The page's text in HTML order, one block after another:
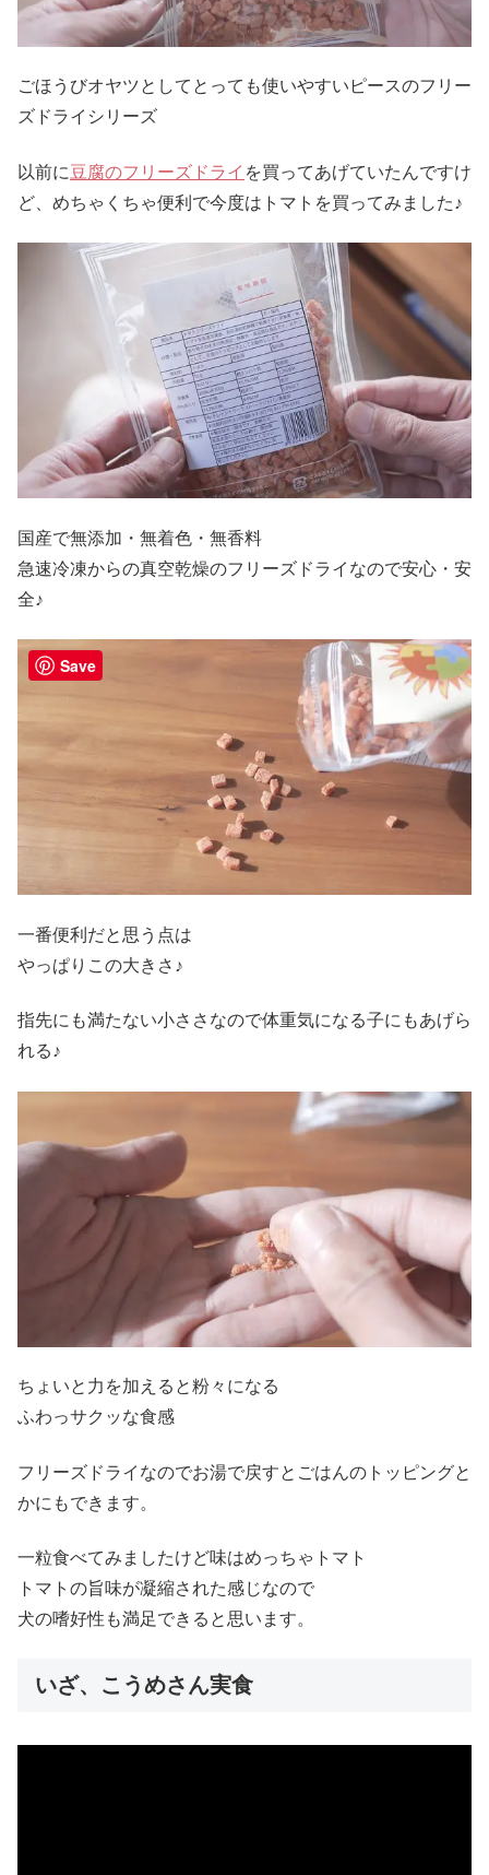
ごほうびオヤツとしてとっても使いやすいピースのフリー
ズドライシリーズ
以前に豆腐のフリーズドライ を買ってあげていたんですけ
ど、めちゃくちゃ便利で今度はトマトを買ってみました♪
国産で無添加・無着色・無香料
急速冷凍からの真空乾燥のフリーズドライなので安心・安
全♪
一番便利だと思う点は
やっぱりこの大きさ♪
指先にも満たない小ささなので体重気になる子にもあげら
れる♪
ちょいと力を加えると粉々になる
ふわっサクッな食感
フリーズドライなのでお湯で戻すとごはんのトッピングと
かにもできます。
一粒食べてみましたけど味はめっちゃトマト
トマトの旨味が凝縮された感じなので
犬の嗜好性も満足できると思います。
いざ、こうめさん実食
Save